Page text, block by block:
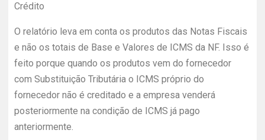
Crédito
O relatório leva em conta os produtos das Notas Fiscais
e não os totais de Base e Valores de ICMS da NF. Isso é
feito porque quando os produtos vem do fornecedor
com Substituição Tributária o ICMS próprio do
fornecedor não é creditado e a empresa venderá
posteriormente na condição de ICMS já pago
anteriormente.